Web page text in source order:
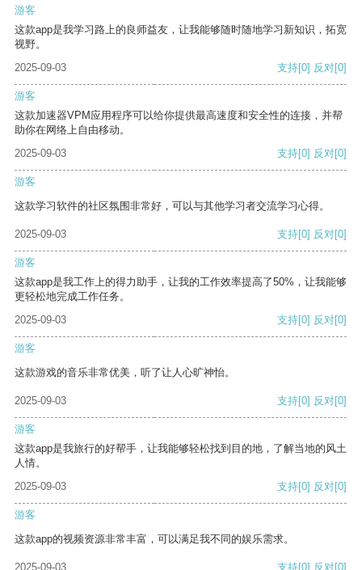
游客
这款app是我学习路上的良师益友，让我能够随时随地学习新知识，拓宽
视野。
2025-09-03
支持[0] 反对[0]
游客
这款加速器VPM应用程序可以给你提供最高速度和安全性的连接，并帮
助你在网络上自由移动。
2025-09-03
支持[0] 反对[0]
游客
这款学习软件的社区氛围非常好，可以与其他学习者交流学习心得。
2025-09-03 支持[0] 反对[0]
游客
这款app是我工作上的得力助手，让我的工作效率提高了50%，让我能够
更轻松地完成工作任务。
2025-09-03
支持[0] 反对[0]
游客
这款游戏的音乐非常优美，听了让人心旷神怡。
2025-09-03 支持[0] 反对[0]
游客
这款app是我旅行的好帮手，让我能够轻松找到目的地，了解当地的风土
人情。
2025-09-03
支持[0] 反对[0]
游客
这款app的视频资源非常丰富，可以满足我不同的娱乐需求。
2025-09-03 支持[0] 反对[0]